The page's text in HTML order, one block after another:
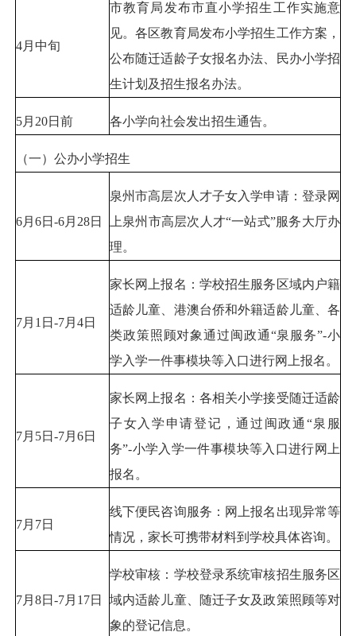
4月中旬
市教育局发布市直小学招生工作实施意
见。各区教育局发布小学招生工作方案，
公布随迁适龄子女报名办法、民办小学招
生计划及招生报名办法。
5月20日前 各小学向社会发出招生通告。
（一）公办小学招生
6月6日-6月28日
泉州市高层次人才子女入学申请：登录网
上泉州市高层次人才“一站式”服务大厅办
理。
7月1日-7月4日
家长网上报名：学校招生服务区域内户籍
适龄儿童、港澳台侨和外籍适龄儿童、各
类政策照顾对象通过闽政通“泉服务”-小
学入学一件事模块等入口进行网上报名。
7月5日-7月6日
家长网上报名：各相关小学接受随迁适龄
子女入学申请登记，通过闽政通“泉服
务”-小学入学一件事模块等入口进行网上
报名。
7月7日
线下便民咨询服务：网上报名出现异常等
情况，家长可携带材料到学校具体咨询。
7月8日-7月17日
学校审核：学校登录系统审核招生服务区
域内适龄儿童、随迁子女及政策照顾等对
象的登记信息。